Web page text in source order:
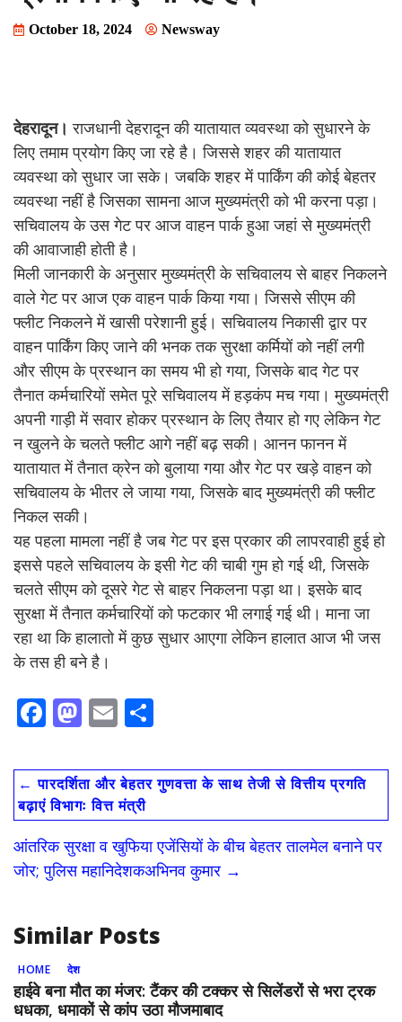
October 18, 2024 Newsway
देहरादून। राजधानी देहरादून की यातायात व्यवस्था को सुधारने के
लिए तमाम प्रयोग किए जा रहे है। जिससे शहर की यातायात
व्यवस्था को सुधार जा सके। जबकि शहर में पार्किंग की कोई बेहतर
व्यवस्था नहीं है जिसका सामना आज मुख्यमंत्री को भी करना पड़ा।
सचिवालय के उस गेट पर आज वाहन पार्क हुआ जहां से मुख्यमंत्री
की आवाजाही होती है।
मिली जानकारी के अनुसार मुख्यमंत्री के सचिवालय से बाहर निकलने
वाले गेट पर आज एक वाहन पार्क किया गया। जिससे सीएम की
फ्लीट निकलने में खासी परेशानी हुई। सचिवालय निकासी द्वार पर
वाहन पार्किंग किए जाने की भनक तक सुरक्षा कर्मियों को नहीं लगी
और सीएम के प्रस्थान का समय भी हो गया, जिसके बाद गेट पर
तैनात कर्मचारियों समेत पूरे सचिवालय में हड़कंप मच गया। मुख्यमंत्री
अपनी गाड़ी में सवार होकर प्रस्थान के लिए तैयार हो गए लेकिन गेट
न खुलने के चलते फ्लीट आगे नहीं बढ़ सकी। आनन फानन में
यातायात में तैनात क्रेन को बुलाया गया और गेट पर खड़े वाहन को
सचिवालय के भीतर ले जाया गया, जिसके बाद मुख्यमंत्री की फ्लीट
निकल सकी।
यह पहला मामला नहीं है जब गेट पर इस प्रकार की लापरवाही हुई हो
इससे पहले सचिवालय के इसी गेट की चाबी गुम हो गई थी, जिसके
चलते सीएम को दूसरे गेट से बाहर निकलना पड़ा था। इसके बाद
सुरक्षा में तैनात कर्मचारियों को फटकार भी लगाई गई थी। माना जा
रहा था कि हालातो में कुछ सुधार आएगा लेकिन हालात आज भी जस
के तस ही बने है।
F
e
b
o
o
k
M
to
d
o
n
E
ai
l
ar
e
← पारदर्शिता और बेहतर गुणवत्ता के साथ तेजी से वित्तीय प्रगति
बढ़ाएं विभागः वित्त मंत्री
आंतरिक सुरक्षा व खुफिया एजेंसियों के बीच बेहतर तालमेल बनाने पर
जोर; पुलिस महानिदेशकअभिनव कुमार →
Similar Posts
HOME देश
हाईवे बना मौत का मंजर: टैंकर की टक्कर से सिलेंडरों से भरा ट्रक
धधका, धमाकों से कांप उठा मौजमाबाद